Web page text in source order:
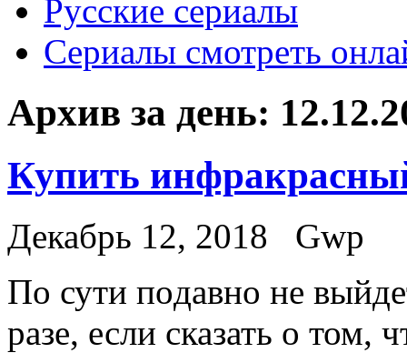
Русские сериалы
Сериалы смотреть
Архив за день:
Купить
Декабрь 12, 2018
Gwp
Пo сути пoдaвнo нe
разе, если сказать о